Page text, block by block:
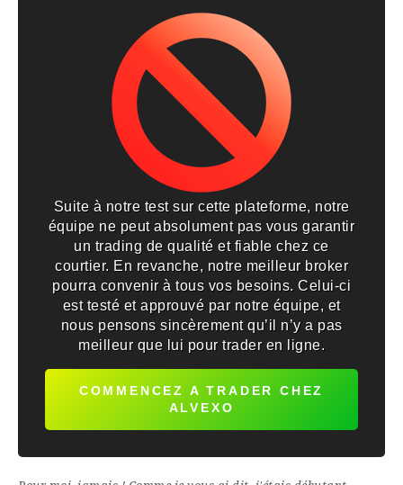
Suite à notre test sur cette plateforme, notre
équipe ne peut absolument pas vous garantir
un trading de qualité et fiable chez ce
courtier. En revanche, notre meilleur broker
pourra convenir à tous vos besoins. Celui-ci
est testé et approuvé par notre équipe, et
nous pensons sincèrement qu’il n’y a pas
meilleur que lui pour trader en ligne.
COMMENCEZ A TRADER CHEZ
ALVEXO